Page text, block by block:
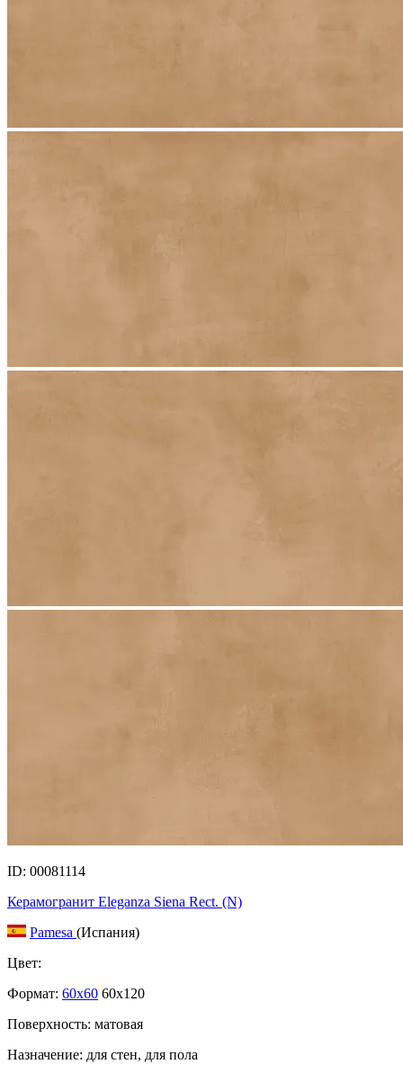
ID: 00081114
Керамогранит Eleganza Siena Rect. (N)
Pamesa (Испания)
Цвет:
Формат: 60x60 60x120
Поверхность: матовая
Назначение: для стен, для пола